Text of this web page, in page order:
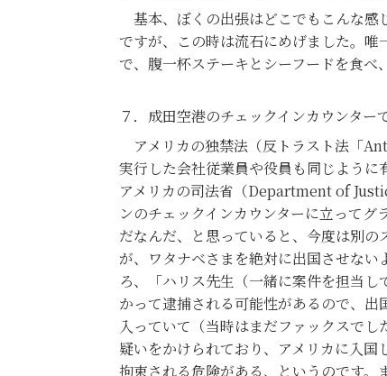
基本、ぼくの出張はどこでもこんな感
ですが、この時は流石にめげました。唯
で、腹一杯ステーキとシーフードを食べ
７．成田空港のチェックインカウンター
アメリカの独禁法（反トラスト法「
実行した会社従業員や役員も同じように
アメリカの司法省（Department of
ンのチェックインカウンターに立って
だなんだ、と思っていると、今度は別
が、ワタナベさまを絶対に出国させな
ろ、「ハリス先生（一緒に案件を担当
かって逮捕される可能性があるので、
入っていて（当時はまだファックスで
疑いをかけられており、アメリカに入
拘束される危険がある、というのです